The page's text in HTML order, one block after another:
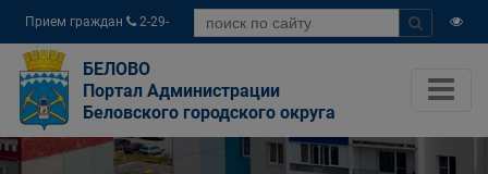
Прием граждан
2-29-
04
БЕЛОВО
Портал Администрации
Беловского городского округа